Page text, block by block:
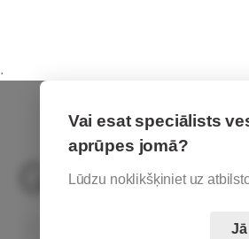
.
Vai esat speciālists
aprūpes jomā?
Lūdzu noklikšķiniet uz
Jā
Based in